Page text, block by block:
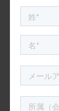
SNS広告の
先日ニューヨ
企業イベン
イプのテス
間中ですが
2022.10.19